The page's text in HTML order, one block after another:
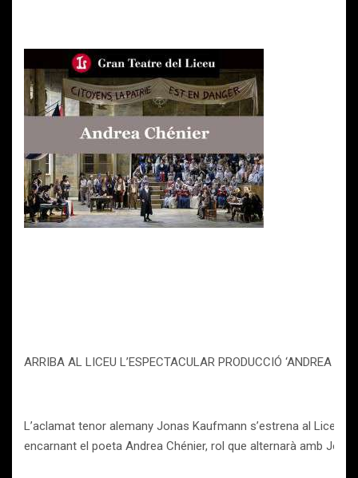
ARRIBA AL LICEU L’ESPECTACULAR PRODUCCIÓ ‘ANDREA
L’aclamat tenor alemany Jonas Kaufmann s’estrena al Liceu
encarnant el poeta Andrea Chénier, rol que alternarà amb